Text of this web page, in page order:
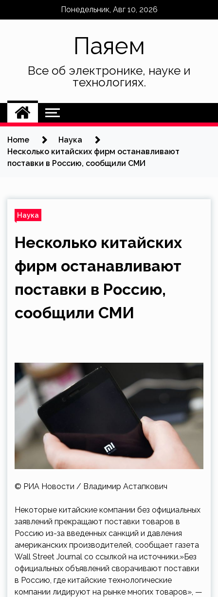
Понедельник, Авг 10, 2026
Паяем
Все об электронике, науке и
технологиях.
Home
Наука
Несколько китайских фирм останавливают
поставки в Россию, сообщили СМИ
Наука
Несколько китайских
фирм останавливают
поставки в Россию,
сообщили СМИ
© РИА Новости / Владимир Астапкович
Некоторые китайские компании без официальных
заявлений прекращают поставки товаров в
Россию из-за введенных санкций и давления
американских производителей, сообщает газета
Wall Street Journal со ссылкой на источники.»Без
официальных объявлений сворачивают поставки
в Россию, где китайские технологические
компании лидируют на рынке многих товаров», —